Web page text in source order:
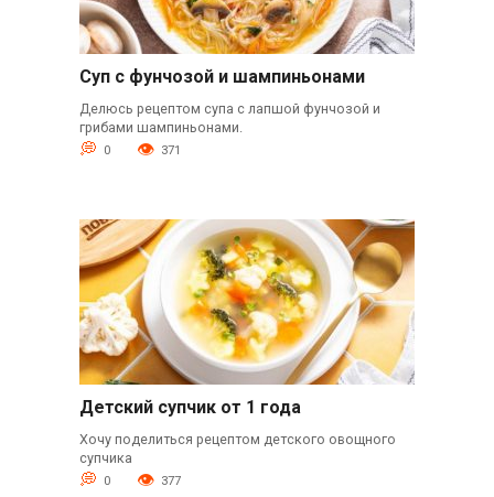
Суп с фунчозой и шампиньонами
Делюсь рецептом супа с лапшой фунчозой и
грибами шампиньонами.
0 371
Детский супчик от 1 года
Хочу поделиться рецептом детского овощного
супчика
0 377